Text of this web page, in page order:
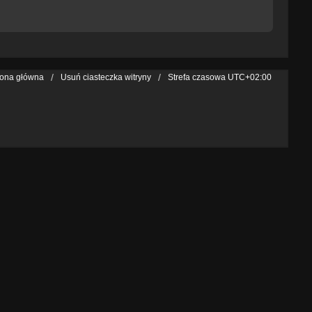
główna Usuń ciasteczka witryny Strefa czasowa UTC+02:00